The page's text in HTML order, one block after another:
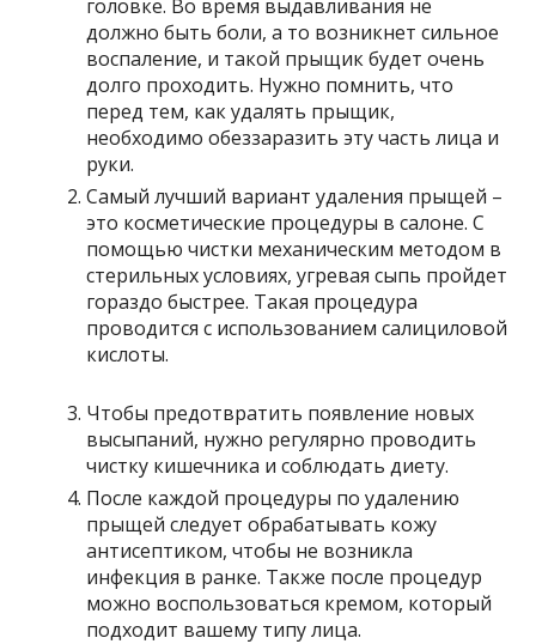
головке. Во время выдавливания не
должно быть боли, а то возникнет сильное
воспаление, и такой прыщик будет очень
долго проходить. Нужно помнить, что
перед тем, как удалять прыщик,
необходимо обеззаразить эту часть лица и
руки.
Самый лучший вариант удаления прыщей –
это косметические процедуры в салоне. С
помощью чистки механическим методом в
стерильных условиях, угревая сыпь пройдет
гораздо быстрее. Такая процедура
проводится с использованием салициловой
кислоты.
Чтобы предотвратить появление новых
высыпаний, нужно регулярно проводить
чистку кишечника и соблюдать диету.
После каждой процедуры по удалению
прыщей следует обрабатывать кожу
антисептиком, чтобы не возникла
инфекция в ранке. Также после процедур
можно воспользоваться кремом, который
подходит вашему типу лица.